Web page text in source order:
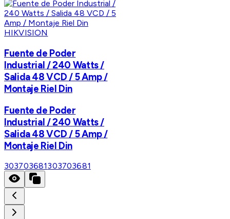
HIKVISION
Fuente de Poder
Industrial / 240 Watts /
Salida 48 VCD / 5 Amp /
Montaje Riel Din
Fuente de Poder
Industrial / 240 Watts /
Salida 48 VCD / 5 Amp /
Montaje Riel Din
303703681303703681